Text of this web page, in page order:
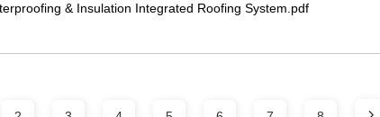
Joaboa Tech Steel Plate Type WiCi Waterproofing & Insulation Integrated Roofing System.pdf